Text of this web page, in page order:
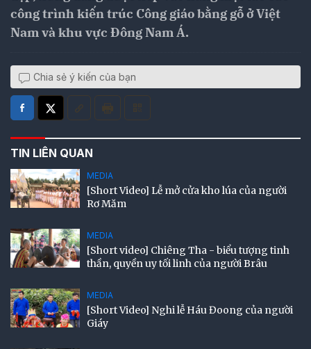
công trình kiến trúc Công giáo bằng gỗ ở Việt
Nam và khu vực Đông Nam Á.
Chia sẻ ý kiến của bạn
TIN LIÊN QUAN
MEDIA
[Short Video] Lễ mở cửa kho lúa của người
Rơ Măm
MEDIA
[Short video] Chiêng Tha - biểu tượng tinh
thần, quyền uy tối linh của người Brâu
MEDIA
[Short Video] Nghi lễ Háu Đoong của người
Giáy